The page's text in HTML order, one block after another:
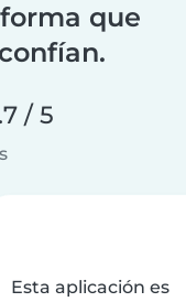
que
/ 5
Esta aplicación es